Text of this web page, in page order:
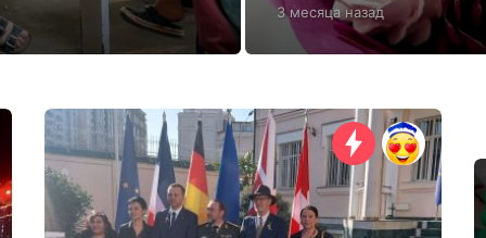
3 месяца назад3
м
е
ц
а
н
з
а